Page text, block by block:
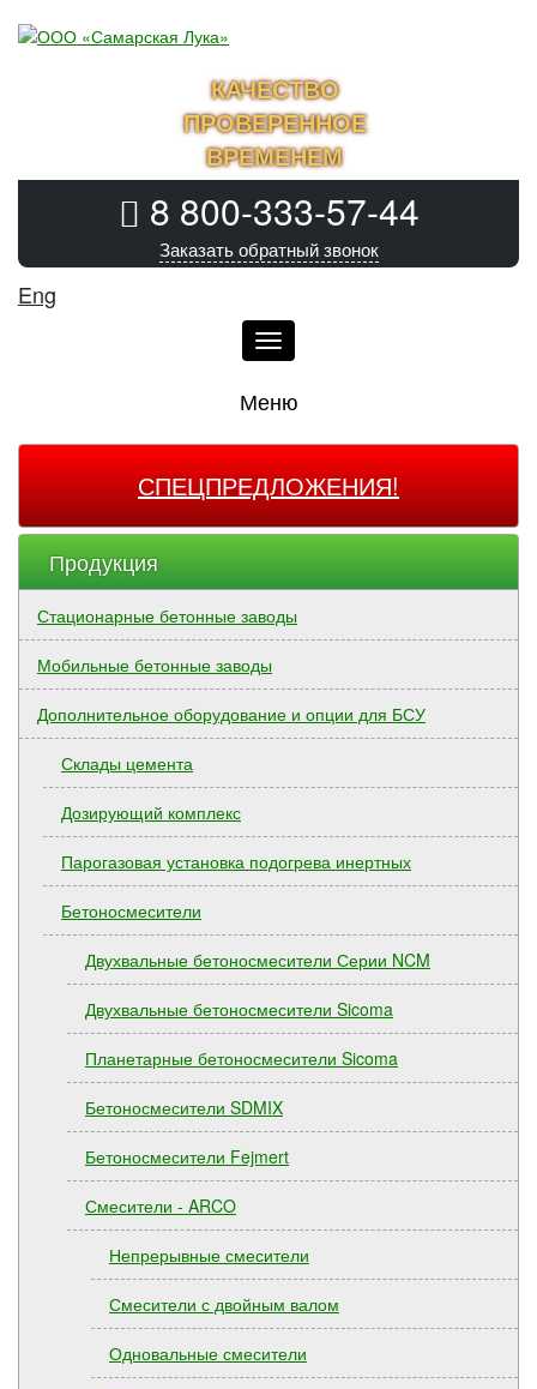
КАЧЕСТВО
ПРОВЕРЕННОЕ
ВРЕМЕНЕМ
8 800-333-57-44
Заказать обратный звонок
Eng
Меню
Меню
СПЕЦПРЕДЛОЖЕНИЯ!
Продукция
Стационарные бетонные заводы
Мобильные бетонные заводы
Дополнительное оборудование и опции для БСУ
Склады цемента
Дозирующий комплекс
Парогазовая установка подогрева инертных
Бетоносмесители
Двухвальные бетоносмесители Серии NCM
Двухвальные бетоносмесители Sicoma
Планетарные бетоносмесители Sicoma
Бетоносмесители SDMIX
Бетоносмесители Fejmert
Смесители - ARCO
Непрерывные смесители
Смесители с двойным валом
Одновальные смесители